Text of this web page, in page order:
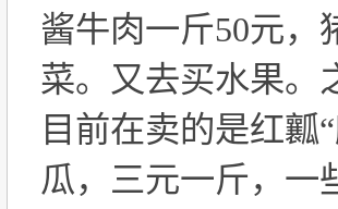
酱牛肉一斤50元，
菜。又去买水果。
目前在卖的是红瓤
瓜，三元一斤，一